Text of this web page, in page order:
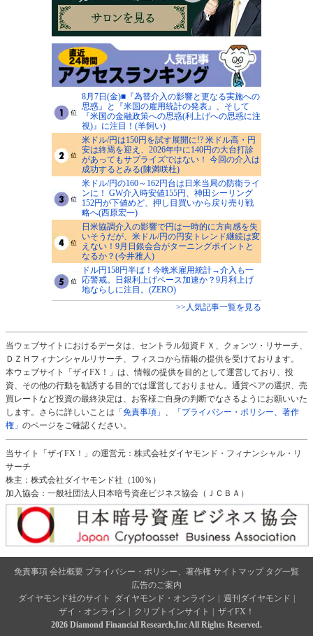
8月7日(金)■『為替介入の影響と更なる実施への
思惑』と『米国の雇用統計の発表』、そして
『米国の金融政策への思惑(利上げへの思惑に注
視)』に注目！(羊飼い)
米ドル/円は150円を試す展開に!? 米ドル高・円
安は終焉を迎え、2026年中に140円の大台打診
があってもサプライズではない！ 今回の介入は
成功するとみる(陳満咲杜)
米ドル/円の160～162円台は日米当局の防衛ライ
ンに！ GW介入時安値155円、神田シーリング
152円が下値めど、押し目買いから戻り売り戦
略へ(西原宏一)
日米協調介入の影響で円は一時的に方向感を失
いそうだが、米ドル/円の円安トレンド継続は変
えない！9月日銀会合がターニングポイントと
なるか？(今井雅人)
ドル円158円半ば！今晩米雇用統計→介入も一
応警戒。日銀利上げペース加速か？9月利上げ
地ならしに注目。(ZERO)
>>人気記事一覧を見る
当ウェブサイトにおけるデータは、セントラル短資ＦＸ、クォンツ・リサーチ、
ＤＺＨフィナンシャルリサーチ、フィスコから情報の提供を受けております。
本ウェブサイト「ザイFX！」は、情報の提供を目的として運営しており、投
資、その他の行動を勧誘する目的では運営しておりません。通貨ペアの選択、売
買レートなど投資の最終決定は、お客様ご自身の判断でなさるようにお願いいた
します。さらに詳しいことは 「免責事項」
「プライバシー・ポリシー、著作
権」 のページをご確認ください。
当サイト「ザイFX！」の運営元：株式会社ダイヤモンド・フィナンシャル・リ
サーチ
株主：株式会社ダイヤモンド社（100％）
加入協会：一般社団法人日本暗号資産ビジネス協会（ＪＣＢＡ）
免責事項 会社概要 プライバシー・ポリシー、著作権 サイトマップ タグ一覧
広告のご案内
ダイヤモンド社のサイト
ダイヤモンド・オンライン 週刊ダイヤモンド
ザイ・オンライン
クリプトインサイト
ザイFX！
2026 Diamond Financial Research,Inc All Rights Reserved.